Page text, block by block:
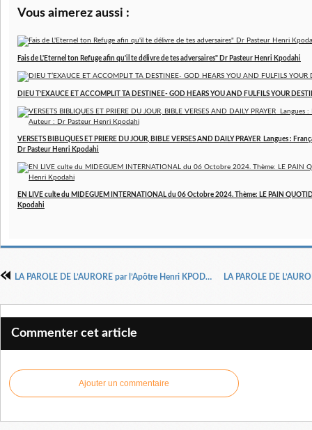
Vous aimerez aussi :
Fais de L'Eternel ton Refuge afin qu'il te délivre de tes adversaires" Dr Pasteur Henri Kpodahi
DIEU T’EXAUCE ET ACCOMPLIT TA DESTINEE- GOD HEARS YOU AND FULFILS YOUR
VERSETS BIBLIQUES ET PRIERE DU JOUR, BIBLE VERSES AND DAILY PRAYER Langues :
Dr Pasteur Henri Kpodahi
EN LIVE culte du MIDEGUEM INTERNATIONAL du 06 Octobre 2024. Thème: LE PAIN
Kpodahi
LA PAROLE DE L’AURORE par l’Apôtre Henri KPODAHI Date : Mardi 19 Décembre 2017
Commenter cet article
Ajouter un commentaire